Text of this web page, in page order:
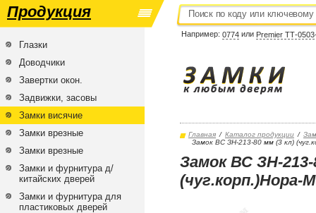
Продукция
Например: 0774 или Premier ТТ-
Глазки
Доводчики
Завертки окон.
Задвижки, засовы
Замки висячие
Замки врезные
Замки врезные
Замки и фурнитура д/
китайских дверей
Замки и фурнитура для
пластиковых дверей
Главная / Каталог продукции /
Замок ВС ЗН-213-80 мм (3 кл)
Замок ВС ЗН-